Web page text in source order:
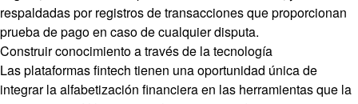
respaldadas por registros de transacciones que proporcionan
prueba de pago en caso de cualquier disputa.
Construir conocimiento a través de la tecnología
Las plataformas fintech tienen una oportunidad única de
integrar la alfabetización financiera en las herramientas que la